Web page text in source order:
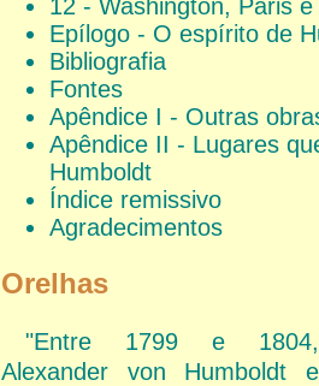
12 - Washington, Paris e
Epílogo - O espírito de
Bibliografia
Fontes
Apêndice I - Outras
Apêndice II - Lugares
Humboldt
Índice remissivo
Agradecimentos
Orelhas
"Entre 1799 e 1804,
Alexander von Humboldt e